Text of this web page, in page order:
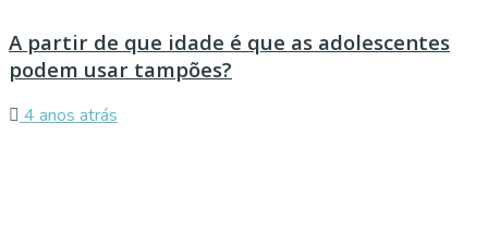
A partir de que idade é que as adolescentes
podem usar tampões?
4 anos atrás